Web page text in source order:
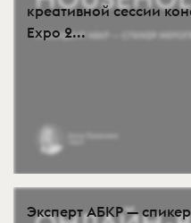
креативной сессии
Expo 2...
Эксперт АБКР — спикер